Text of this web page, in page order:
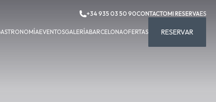
+34 935 03 50 90CONTACTOMI RESERVAES
EVENTOSGALERÍABARCELONAOFERTAS RESERVAR